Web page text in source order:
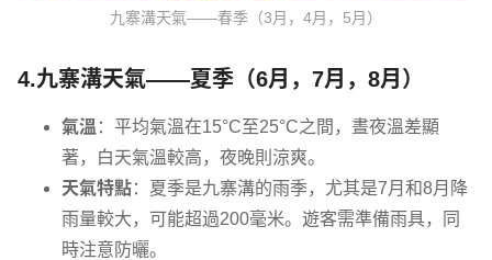
九寨溝天氣——春季（3月，4月，5月）
4.九寨溝天氣——夏季（6月，7月，8月）
氣溫 ：平均氣溫在15°C至25°C之間，晝夜溫差顯
著，白天氣溫較高，夜晚則涼爽。
天氣特點：夏季是九寨溝的雨季，尤其是7月和8月降
雨量較大，可能超過200毫米。遊客需準備雨具，同
時注意防曬。